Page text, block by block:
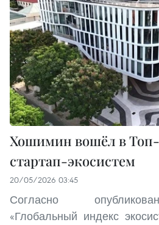
Хошимин вошёл в Топ-
стартап-экосистем
20/05/2026 03:45
Согласно
«Глобальный индекс